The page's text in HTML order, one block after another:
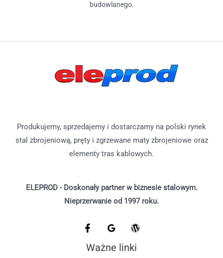
budowlanego.
Produkujemy, sprzedajemy i dostarczamy na polski rynek
stal zbrojeniową, pręty i zgrzewane maty zbrojeniowe oraz
elementy tras kablowych.
ELEPROD - Doskonały partner w biznesie stalowym.
Nieprzerwanie od 1997 roku.
Ważne linki